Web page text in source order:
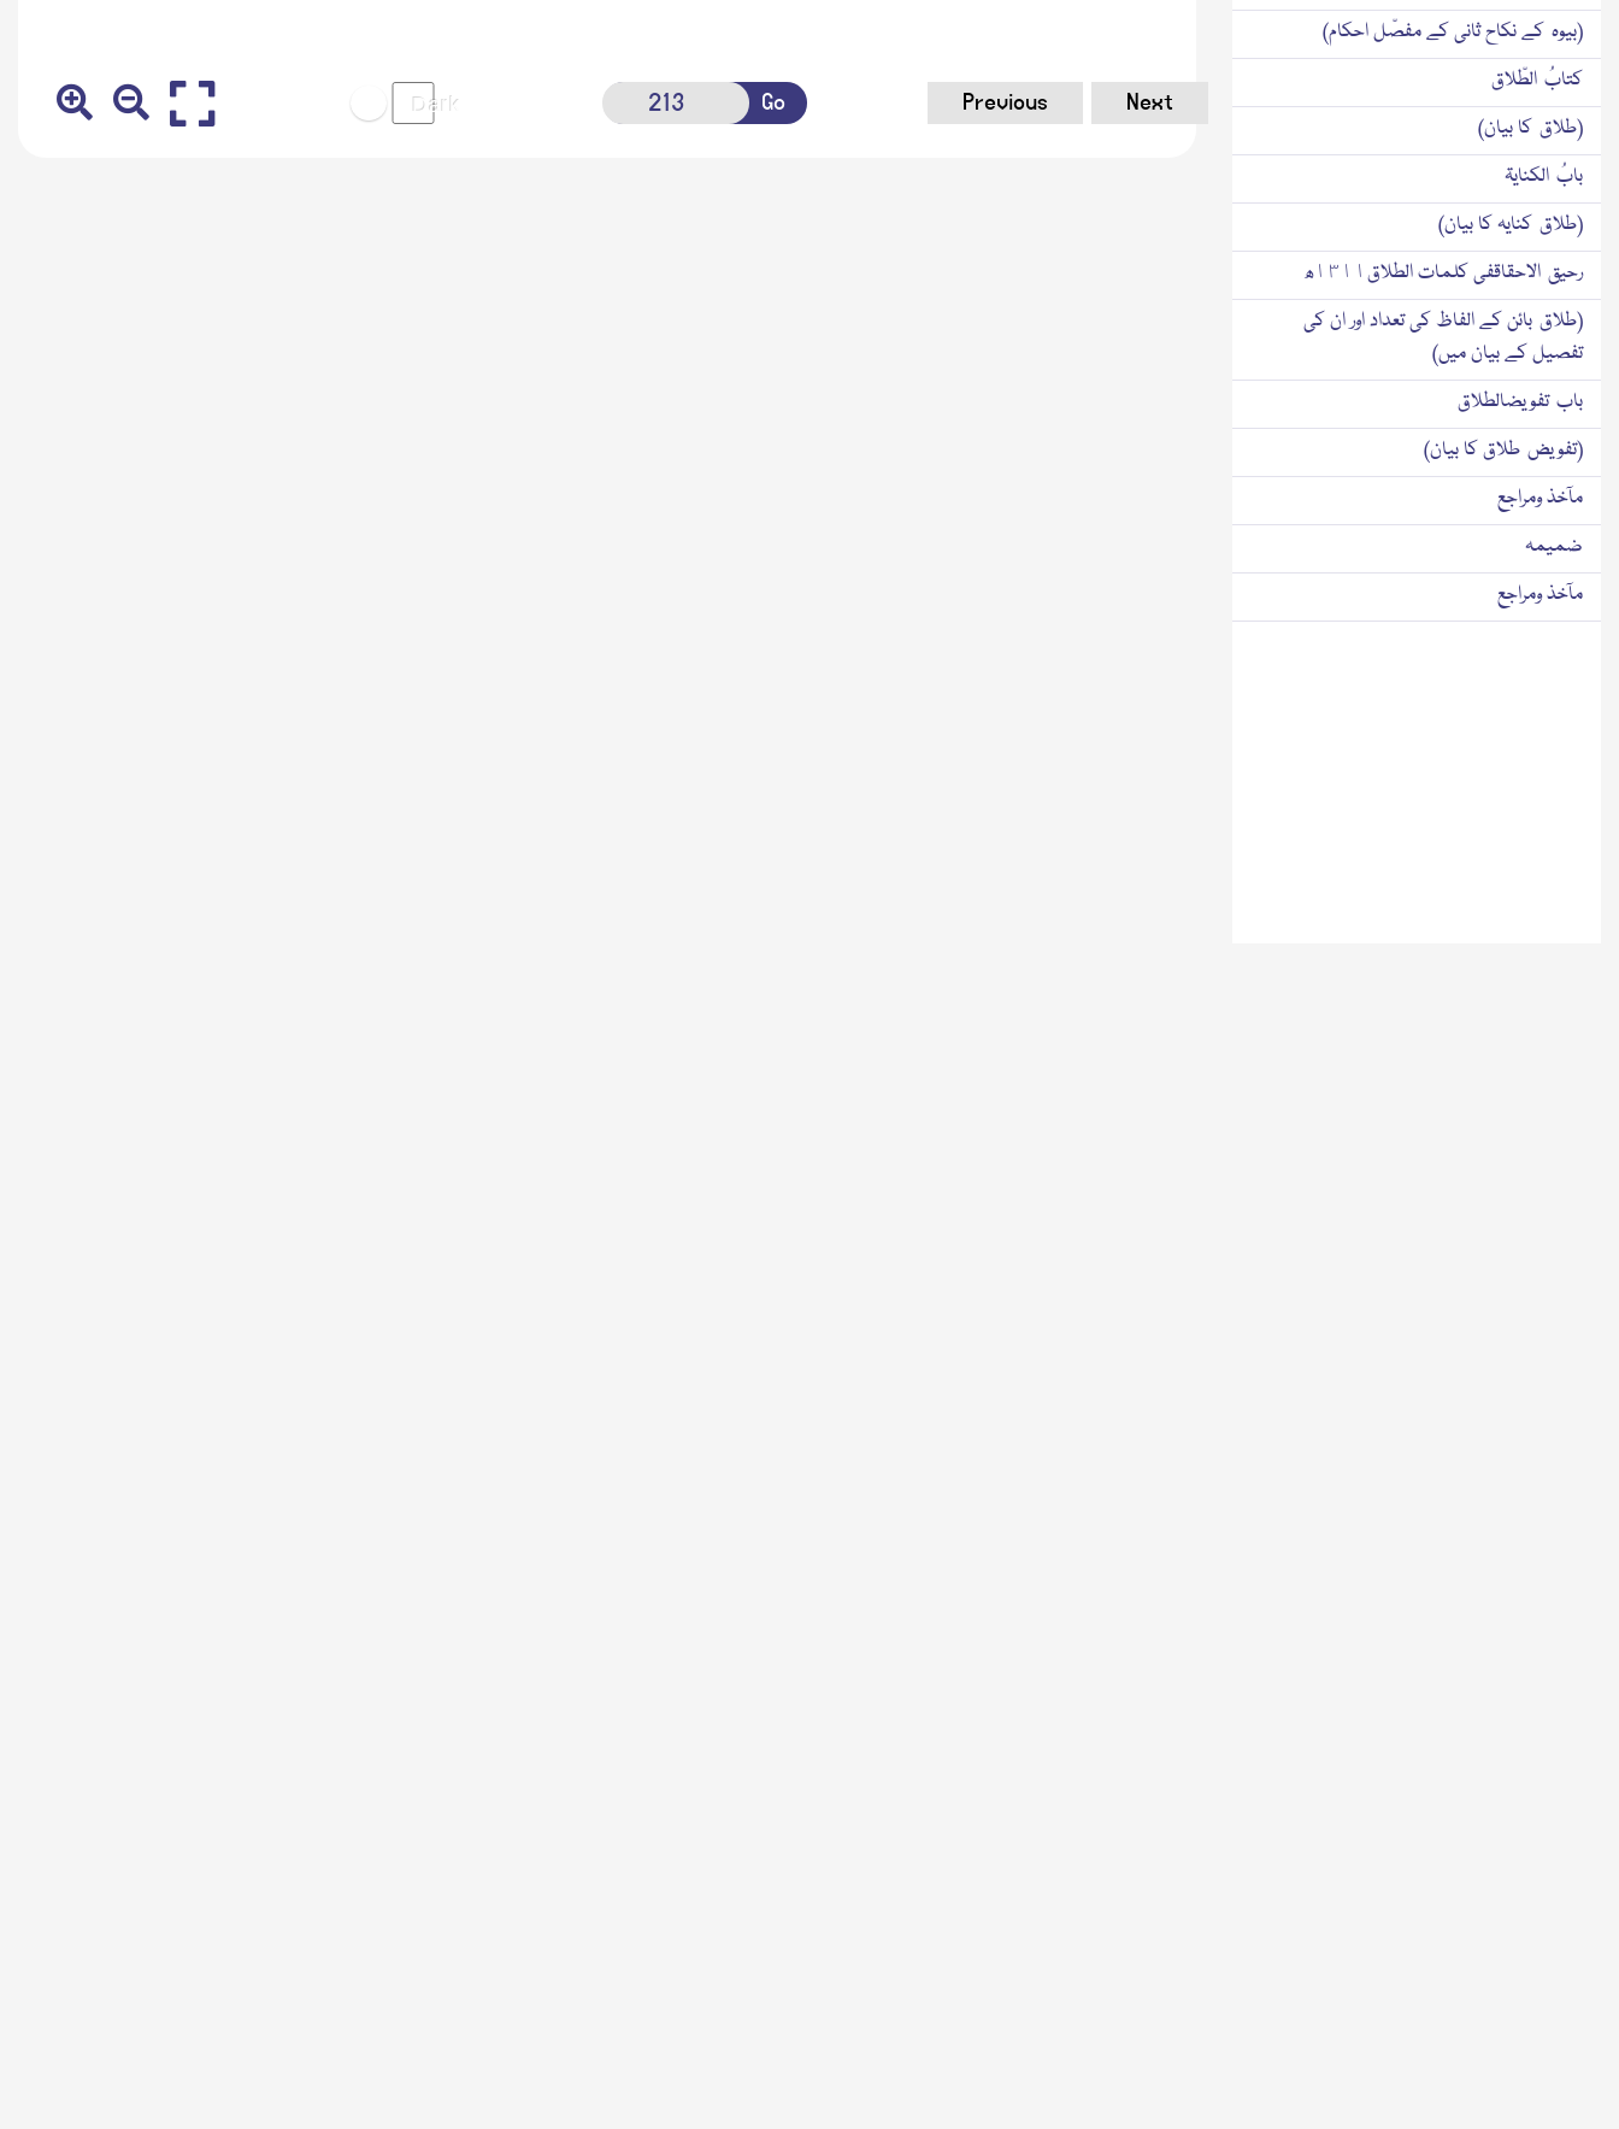
Go Previous Next
(بیوہ کے نکاح ثانی کے مفصّل احکام)
کتابُ الطّلاق
(طلاق کا بیان)
بابُ الکنایۃ
(طلاق کنایہ کا بیان)
رحیق الاحقاقفی کلمات الطلاق١٣١١ھ
(طلاق بائن کے الفاظ کی تعداد اور ان کی
تفصیل کے بیان میں)
باب تفویضالطلاق
(تفویض طلاق کا بیان)
مآخذ ومراجع
ضمیمہ
مآخذ ومراجع